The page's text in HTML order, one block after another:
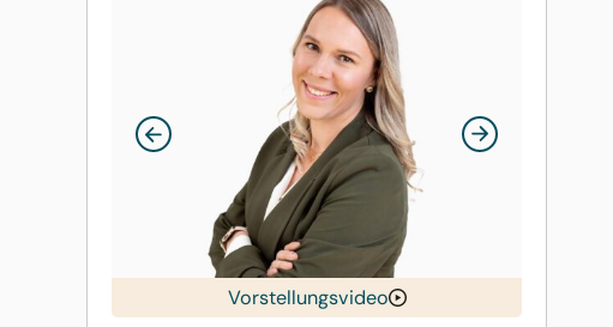
Vorstellungsvideo